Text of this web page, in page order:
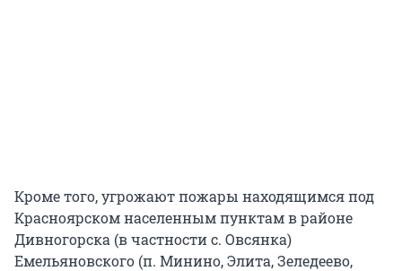
Кроме того, угрожают пожары находящимся под
Красноярском населенным пунктам в районе
Дивногорска (в частности с. Овсянка)
Емельяновского (п. Минино, Элита, Зеледеево,